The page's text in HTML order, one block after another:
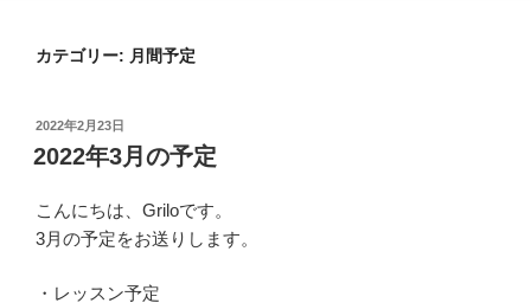
カテゴリー: 月間予定
投
稿
日:
2022年2月23日
2022年3月の予定
こんにちは、Griloです。
3月の予定をお送りします。
・レッスン予定